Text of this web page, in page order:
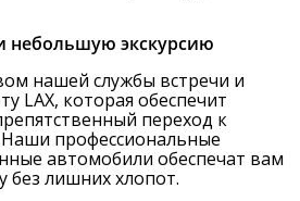
небольшую экскурсию
нашей службы встречи и
LAX, которая обеспечит
переход к
профессиональные
автомобили обеспечат вам
без лишних хлопот.